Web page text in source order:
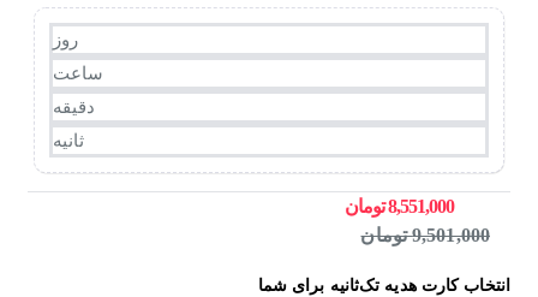
روز
ساعت
دقیقه
ثانیه
8,551,000 تومان
9,501,000 تومان
انتخاب کارت هدیه تک‌ثانیه برای شما